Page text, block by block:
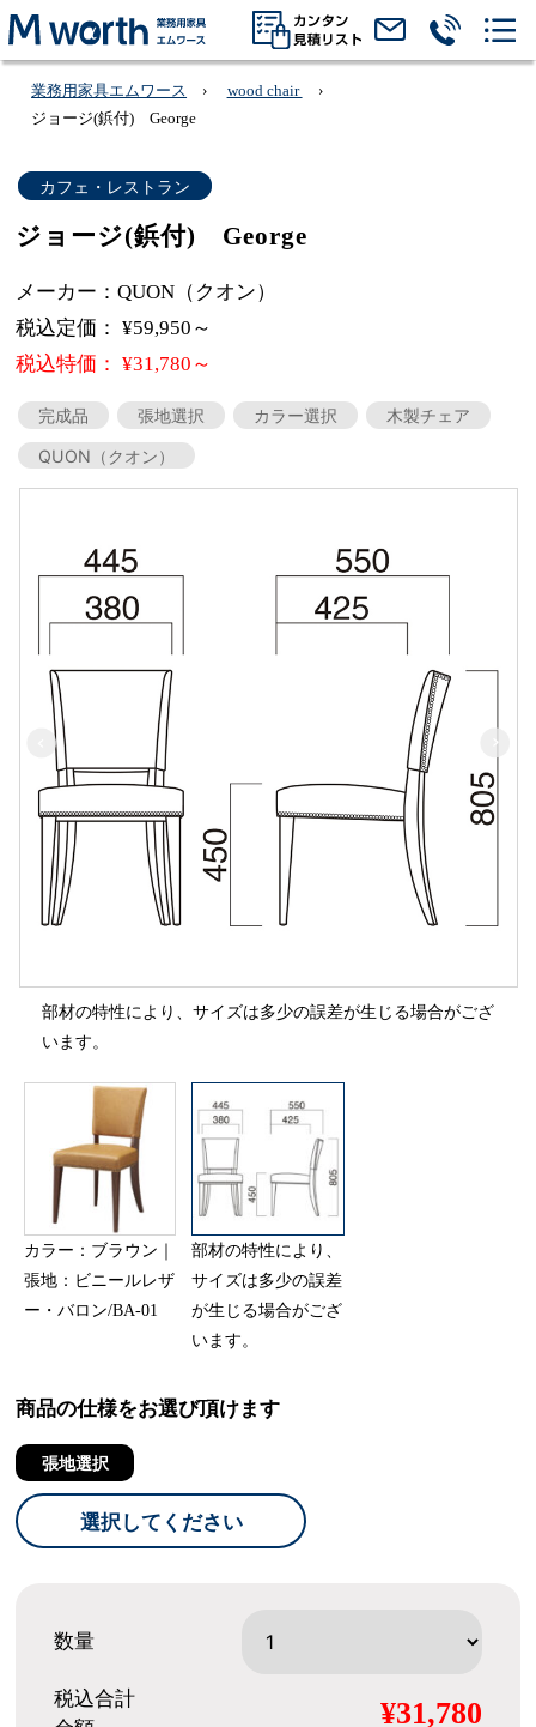
業務用家具エムワース
wood chair
ジョージ(鋲付) George
カフェ・レストラン
ジョージ(鋲付) George
メーカー：QUON（クオン）
税込定価： ¥59,950～
税込特価： ¥31,780～
完成品 張地選択 カラー選択
木製チェア
QUON（クオン）
部材の特性により、サイズは多少の誤差が生じる場合がござ
います。
カラー：ブラウン｜
張地：ビニールレザ
ー・バロン/BA-01
部材の特性により、
サイズは多少の誤差
が生じる場合がござ
います。
商品の仕様をお選び頂けます
張地選択
選択してください
数量
税込合計
¥31,780